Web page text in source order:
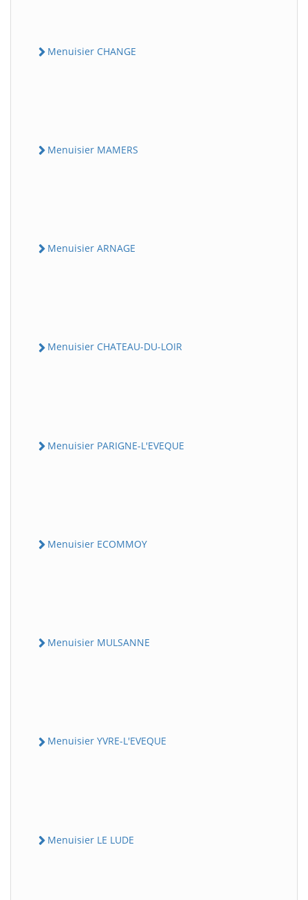
Menuisier CHANGE
Menuisier MAMERS
Menuisier ARNAGE
Menuisier CHATEAU-DU-LOIR
Menuisier PARIGNE-L'EVEQUE
Menuisier ECOMMOY
Menuisier MULSANNE
Menuisier YVRE-L'EVEQUE
Menuisier LE LUDE